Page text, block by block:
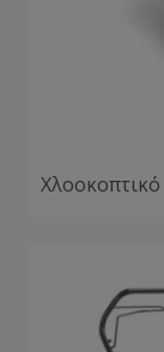
Χλοοκοπτικό